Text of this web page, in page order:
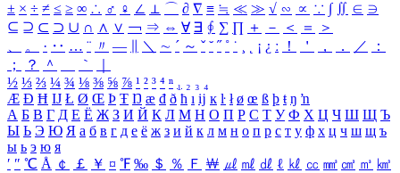
± × ÷ ≠ ≤ ≥ ∞ ∴ ♂ ♀ ∠ ⊥ ⌒ ∂ ∇ ≡ ≒ ≪ ≫ √ ∽ ∝ ∵ ∫ ∬ ∈ ∋
⊆ ⊇ ⊂ ⊃ ∪ ∩ ∧ ∨ ￢ ⇒ ⇔ ∀ ∃ ∮ ∑ ∏ ＋ － ＜ ＝
＞
、
。 · ‥ … ¨ 〃 ― ＼ ∼ ´ ～ ˇ ˘ ˝ ˚ ˙ ¸ ¡ ¿ ː ！ ＇ ， ． ／
：
；
？ ＾ ｀
½ ⅓ ⅔ ¼ ¾ ⅛ ⅜ ⅝ ⅞ ¹ ² ³ ⁴ ⁿ ₁ ₂ ₃ ₄
Æ Ð Ħ Ĳ Ł Ø Œ Þ Ŧ Ŋ æ đ ð ħ ı ĳ ĸ ŀ ł ø œ ß þ ŧ ŋ ŉ
А Б В Г Д Е Ё Ж З И Й К Л М Н О П Р С Т У Ф Х Ц Ч Ш Щ Ъ
Ы Ь Э Ю Я а б в г д е ё ж з и й к л м н о п р с т у ф х ц ч ш щ ъ
ы ь э ю я
′ ″ ℃ Å ￠ ￡ ￥ ¤ ℉ ‰ ＄ ％ Ｆ ￦ ㎕ ㎖ ㎗ ℓ ㎘ ㏄ ㎣ ㎤ ㎥ ㎦